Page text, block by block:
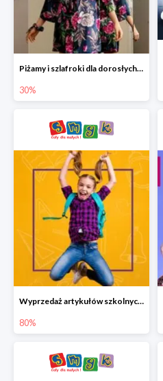
Piżamy i szlafroki dla dorosłych w Smyku do -30%
30%
Wyprzedaż artykułów szkolnych w Smyku do -80%
80%